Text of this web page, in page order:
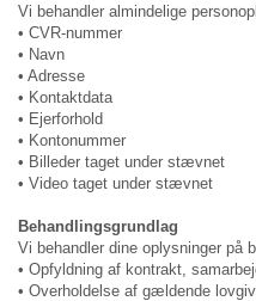
Vi behandler almindelige
• CVR-nummer
• Navn
• Adresse
• Kontaktdata
• Ejerforhold
• Kontonummer
• Billeder taget under stævnet
• Video taget under stævnet
Behandlingsgrundlag
Vi behandler dine oplysninger på
• Opfyldning af kontrakt,
• Overholdelse af gældende